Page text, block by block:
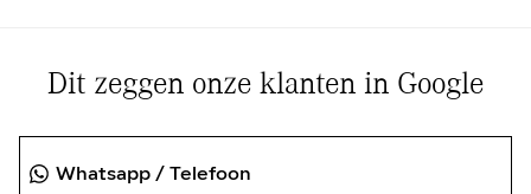
Dit zeggen onze klanten in Google
Whatsapp / Telefoon